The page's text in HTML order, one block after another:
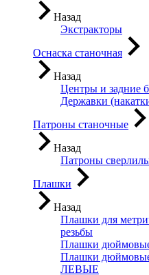
Назад
Экстракторы
Оснаска станочная
Назад
Центры и задние
Державки
Патроны станочные
Назад
Патроны
Плашки
Назад
Плашки для
резьбы
Плашки
Плашки дюймовые
ЛЕВЫЕ